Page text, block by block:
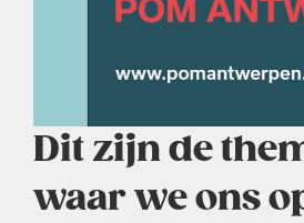
Dit zijn de
waar we ons